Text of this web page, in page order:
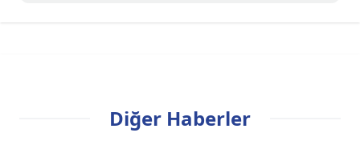
Diğer Haberler